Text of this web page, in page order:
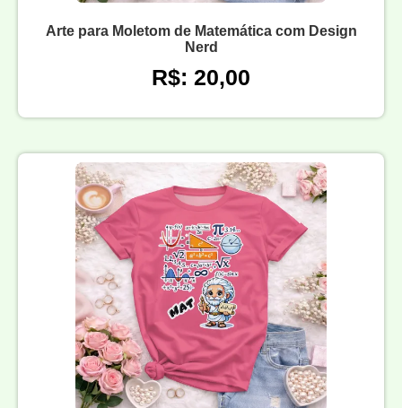
Arte para Moletom de Matemática com Design
Nerd
R$: 20,00